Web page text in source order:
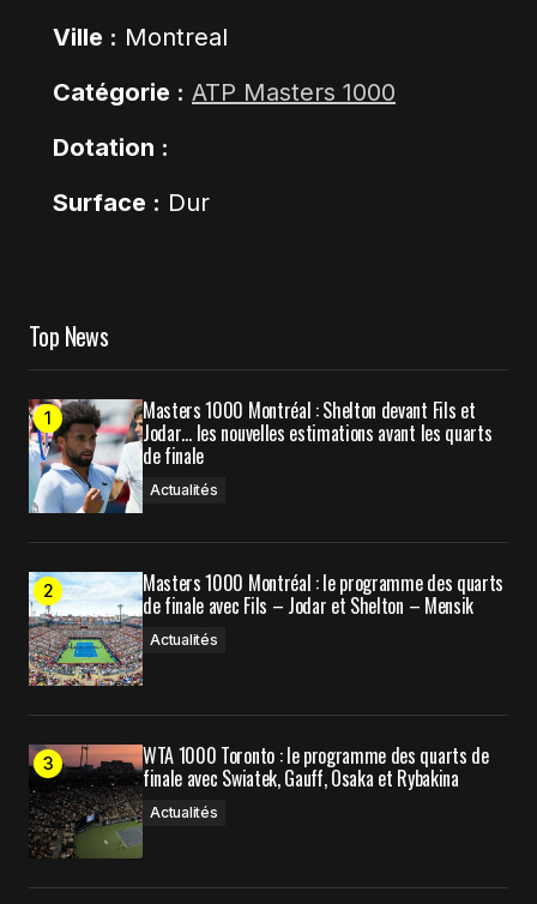
Ville : Montreal
Catégorie : ATP Masters 1000
Dotation :
Surface : Dur
Top News
Masters 1000 Montréal : Shelton devant Fils et
Jodar… les nouvelles estimations avant les quarts
de finale
Actualités
Masters 1000 Montréal : le programme des quarts
de finale avec Fils – Jodar et Shelton – Mensik
Actualités
WTA 1000 Toronto : le programme des quarts de
finale avec Swiatek, Gauff, Osaka et Rybakina
Actualités